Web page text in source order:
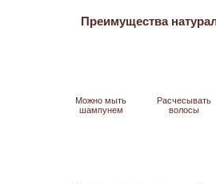
Преимущества
Можно мыть
шампунем
Расчесывать
волосы